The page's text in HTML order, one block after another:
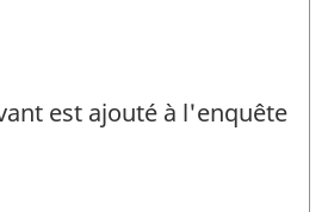
est ajouté à l'enquête